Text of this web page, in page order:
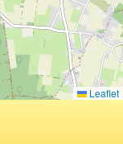
Leaflet